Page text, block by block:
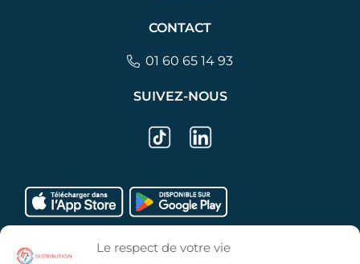
Le respect de votre vie
CONTACT
01 60 65 14 93
SUIVEZ-NOUS